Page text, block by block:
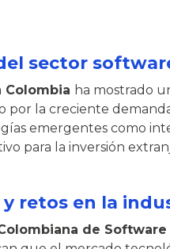
sector
Colombia ha mostrado
por la creciente
emergentes como
para la inversión
retos en la
de